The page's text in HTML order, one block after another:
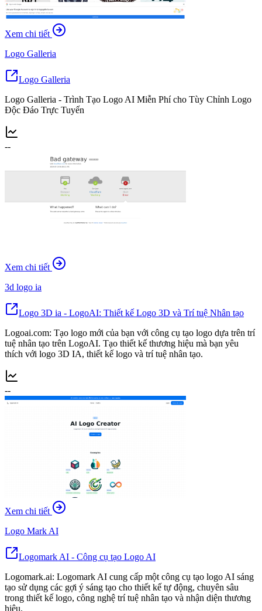
Xem chi tiết
Logo Galleria
Logo Galleria
Logo Galleria - Trình Tạo Logo AI Miễn Phí cho Tùy Chỉnh Logo
Độc Đáo Trực Tuyến
--
Xem chi tiết
3d logo ia
Logo 3D ia - LogoAI: Thiết kế Logo 3D và Trí tuệ Nhân tạo
Logoai.com: Tạo logo mới của bạn với công cụ tạo logo dựa trên trí
tuệ nhân tạo trên LogoAI. Tạo thiết kế thương hiệu mà bạn yêu
thích với logo 3D IA, thiết kế logo và trí tuệ nhân tạo.
--
Xem chi tiết
Logo Mark AI
Logomark AI - Công cụ tạo Logo AI
Logomark.ai: Logomark AI cung cấp một công cụ tạo logo AI sáng
tạo sử dụng các gợi ý sáng tạo cho thiết kế tự động, chuyên sâu
trong thiết kế logo, công nghệ trí tuệ nhân tạo và nhận diện thương
hiệu.